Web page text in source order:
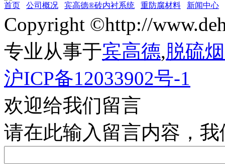
首页 公司概况 宾高德®砖内衬系统 重防腐材料 新闻中心
Copyright ©http://
专业从事于宾高德,脱硫
沪ICP备12033902号-1
欢迎给我们留言
请在此输入留言内容，